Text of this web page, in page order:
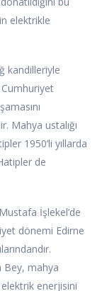
elektrikle
kandilleriyle
Cumhuriyet
Mahya ustalığı
1950’li yıllarda
de
İşlekel’de
dönemi Edirne
Bey, mahya
elektrik enerjisini